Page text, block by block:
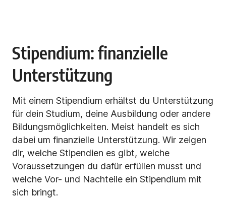
Stipendium: finanzielle
Unterstützung
Mit einem Stipendium erhältst du Unterstützung
für dein Studium, deine Ausbildung oder andere
Bildungsmöglichkeiten. Meist handelt es sich
dabei um finanzielle Unterstützung. Wir zeigen
dir, welche Stipendien es gibt, welche
Voraussetzungen du dafür erfüllen musst und
welche Vor- und Nachteile ein Stipendium mit
sich bringt.